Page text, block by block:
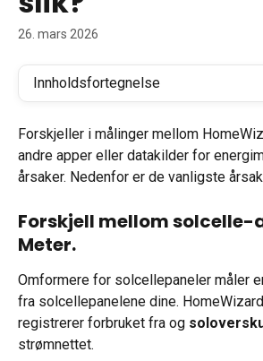
26. mars 2026
Innholdsfortegnelse
Forskjeller i målinger mellom
andre apper eller datakilder for
årsaker. Nedenfor er de vanligste
Forskjell mellom solcelle-
Meter.
Omformere for solcellepaneler måler
fra solcellepanelene dine.
registrerer forbruket fra og
strømnettet.